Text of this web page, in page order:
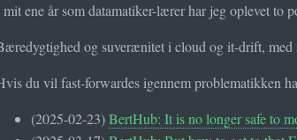
ene år som datamatiker-lærer har jeg oplevet to
og suverænitet i cloud og it-drift,
du vil fast-forwardes igennem problematikken
(2025-02-23)BertHub: It is no longer safe to